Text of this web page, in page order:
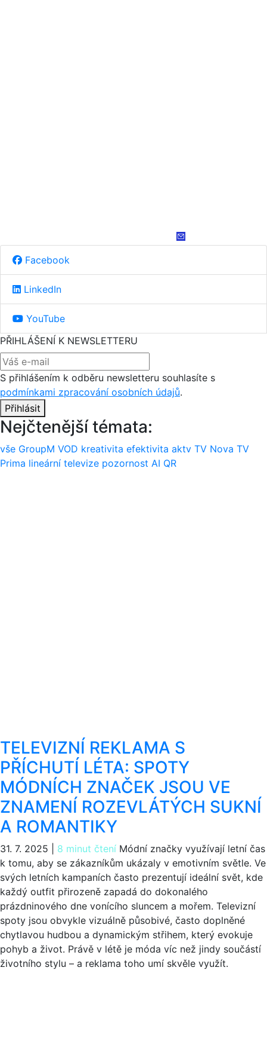
Facebook
LinkedIn
YouTube
PŘIHLÁŠENÍ K NEWSLETTERU
S přihlášením k odběru newsletteru souhlasíte s
podmínkami zpracování osobních údajů.
Přihlásit
Nejčtenější témata:
vše GroupM VOD kreativita efektivita aktv TV Nova TV
Prima lineární televize pozornost AI QR
TELEVIZNÍ REKLAMA S
PŘÍCHUTÍ LÉTA: SPOTY
MÓDNÍCH ZNAČEK JSOU VE
ZNAMENÍ ROZEVLÁTÝCH SUKNÍ
A ROMANTIKY
31. 7. 2025 8 minut čtení Módní značky využívají letní čas
k tomu, aby se zákazníkům ukázaly v emotivním světle. Ve
svých letních kampaních často prezentují ideální svět, kde
každý outfit přirozeně zapadá do dokonalého
prázdninového dne vonícího sluncem a mořem. Televizní
spoty jsou obvykle vizuálně působivé, často doplněné
chytlavou hudbou a dynamickým střihem, který evokuje
pohyb a život. Právě v létě je móda víc než jindy součástí
životního stylu – a reklama toho umí skvěle využít.